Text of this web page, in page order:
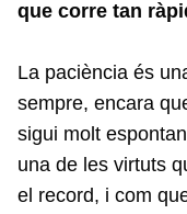
que corre tan
La paciència és
sempre, encara
sigui molt
una de les virtuts
el record, i com